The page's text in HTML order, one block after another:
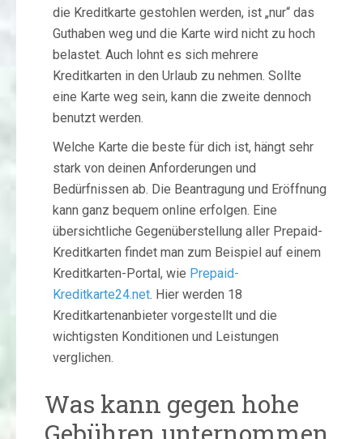
die Kreditkarte gestohlen werden, ist „nur“ das
Guthaben weg und die Karte wird nicht zu hoch
belastet. Auch lohnt es sich mehrere
Kreditkarten in den Urlaub zu nehmen. Sollte
eine Karte weg sein, kann die zweite dennoch
benutzt werden.
Welche Karte die beste für dich ist, hängt sehr
stark von deinen Anforderungen und
Bedürfnissen ab. Die Beantragung und Eröffnung
kann ganz bequem online erfolgen. Eine
übersichtliche Gegenüberstellung aller Prepaid-
Kreditkarten findet man zum Beispiel auf einem
Kreditkarten-Portal, wie Prepaid-
Kreditkarte24.net. Hier werden 18
Kreditkartenanbieter vorgestellt und die
wichtigsten Konditionen und Leistungen
verglichen.
Was kann gegen hohe
Gebühren unternommen